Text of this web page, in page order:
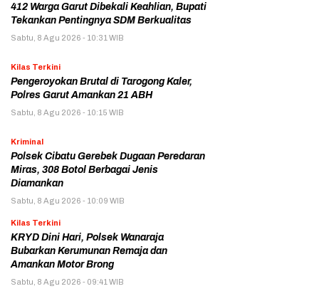
412 Warga Garut Dibekali Keahlian, Bupati
Tekankan Pentingnya SDM Berkualitas
Sabtu, 8 Agu 2026 - 10:31 WIB
Kilas Terkini
Pengeroyokan Brutal di Tarogong Kaler,
Polres Garut Amankan 21 ABH
Sabtu, 8 Agu 2026 - 10:15 WIB
Kriminal
Polsek Cibatu Gerebek Dugaan Peredaran
Miras, 308 Botol Berbagai Jenis
Diamankan
Sabtu, 8 Agu 2026 - 10:09 WIB
Kilas Terkini
KRYD Dini Hari, Polsek Wanaraja
Bubarkan Kerumunan Remaja dan
Amankan Motor Brong
Sabtu, 8 Agu 2026 - 09:41 WIB